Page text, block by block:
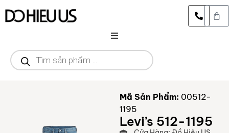
DANH MỤC
Mã Sản Phẩm: 00512-
1195
Levi’s 512-1195